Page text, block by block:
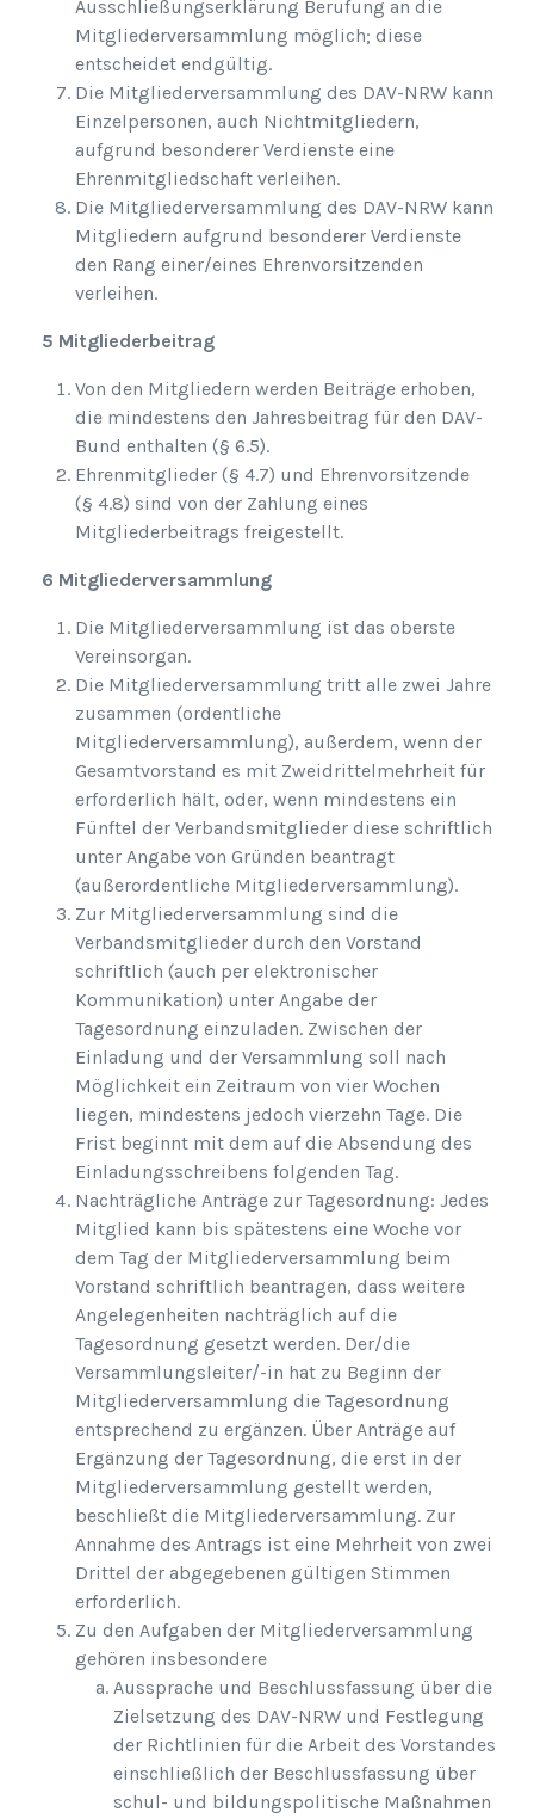
Ausschließungserklärung Berufung an die
Mitgliederversammlung möglich; diese
entscheidet endgültig.
Die Mitgliederversammlung des DAV-NRW kann
Einzelpersonen, auch Nichtmitgliedern,
aufgrund besonderer Verdienste eine
Ehrenmitgliedschaft verleihen.
Die Mitgliederversammlung des DAV-NRW kann
Mitgliedern aufgrund besonderer Verdienste
den Rang einer/eines Ehrenvorsitzenden
verleihen.
5 Mitgliederbeitrag
Von den Mitgliedern werden Beiträge erhoben,
die mindestens den Jahresbeitrag für den DAV-
Bund enthalten (§ 6.5).
Ehrenmitglieder (§ 4.7) und Ehrenvorsitzende
(§ 4.8) sind von der Zahlung eines
Mitgliederbeitrags freigestellt.
6 Mitgliederversammlung
Die Mitgliederversammlung ist das oberste
Vereinsorgan.
Die Mitgliederversammlung tritt alle zwei Jahre
zusammen (ordentliche
Mitgliederversammlung), außerdem, wenn der
Gesamtvorstand es mit Zweidrittelmehrheit für
erforderlich hält, oder, wenn mindestens ein
Fünftel der Verbandsmitglieder diese schriftlich
unter Angabe von Gründen beantragt
(außerordentliche Mitgliederversammlung).
Zur Mitgliederversammlung sind die
Verbandsmitglieder durch den Vorstand
schriftlich (auch per elektronischer
Kommunikation) unter Angabe der
Tagesordnung einzuladen. Zwischen der
Einladung und der Versammlung soll nach
Möglichkeit ein Zeitraum von vier Wochen
liegen, mindestens jedoch vierzehn Tage. Die
Frist beginnt mit dem auf die Absendung des
Einladungsschreibens folgenden Tag.
Nachträgliche Anträge zur Tagesordnung: Jedes
Mitglied kann bis spätestens eine Woche vor
dem Tag der Mitgliederversammlung beim
Vorstand schriftlich beantragen, dass weitere
Angelegenheiten nachträglich auf die
Tagesordnung gesetzt werden. Der/die
Versammlungsleiter/-in hat zu Beginn der
Mitgliederversammlung die Tagesordnung
entsprechend zu ergänzen. Über Anträge auf
Ergänzung der Tagesordnung, die erst in der
Mitgliederversammlung gestellt werden,
beschließt die Mitgliederversammlung. Zur
Annahme des Antrags ist eine Mehrheit von zwei
Drittel der abgegebenen gültigen Stimmen
erforderlich.
Zu den Aufgaben der Mitgliederversammlung
gehören insbesondere
Aussprache und Beschlussfassung über die
Zielsetzung des DAV-NRW und Festlegung
der Richtlinien für die Arbeit des Vorstandes
einschließlich der Beschlussfassung über
schul- und bildungspolitische Maßnahmen